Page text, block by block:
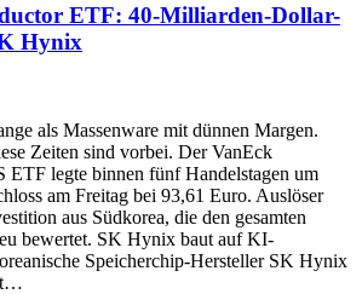
ETF: 40-Milliarden-Dollar-
Hynix
als Massenware mit dünnen Margen.
Zeiten sind vorbei. Der VanEck
ETF legte binnen fünf Handelstagen um
am Freitag bei 93,61 Euro. Auslöser
aus Südkorea, die den gesamten
bewertet. SK Hynix baut auf KI-
Speicherchip-Hersteller SK Hynix